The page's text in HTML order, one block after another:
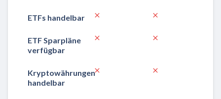
ETFs handelbar
ETF Sparpläne
verfügbar
Kryptowährungen
handelbar